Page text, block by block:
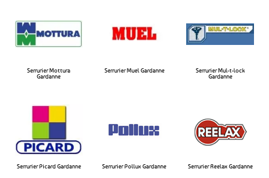
Serrurier Mottura
Gardanne​
Serrurier Muel Gardanne​
Serrurier Mul-t-lock
Gardanne​
Serrurier Picard Gardanne Serrurier Pollux Gardanne​ Serrurier Reelax Gardanne​